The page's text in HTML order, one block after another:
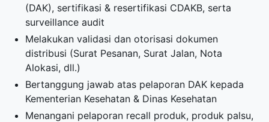
(DAK), sertifikasi & resertifikasi CDAKB, serta
surveillance audit
Melakukan validasi dan otorisasi dokumen
distribusi (Surat Pesanan, Surat Jalan, Nota
Alokasi, dll.)
Bertanggung jawab atas pelaporan DAK kepada
Kementerian Kesehatan & Dinas Kesehatan
Menangani pelaporan recall produk, produk palsu,